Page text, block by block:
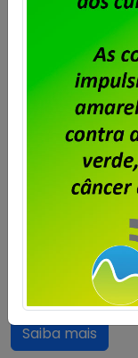
Serpro –
dos
2025 e 2026
O Programa de
(PPLR),
compõem a
da PPLR
referente ao
empresa terá o
Saiba mais